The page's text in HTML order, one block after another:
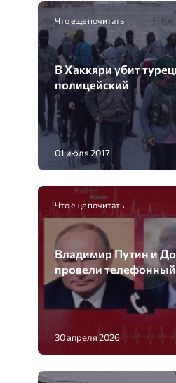
Что еще почитать
В Хаккяри убит
полицейский
01 июля 2017
Что еще почитать
Владимир Путин и
провели телефонный
30 апреля 2026